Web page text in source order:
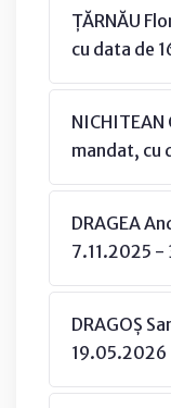
ȚĂRNĂU
cu data de
mandat, cu
DRAGEA
7.11.2025
DRAGOȘ
19.05.2026